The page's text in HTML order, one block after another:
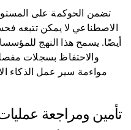
تضمن الحوكمة على
الاصطناعي لا يمكن تتبعه
أيضًا. يسمح هذا النهج
والاحتفاظ بسجلات
مواءمة سير عمل الذكاء
تأمين ومراجعة